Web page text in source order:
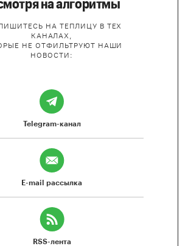
НА ТЕПЛИЦУ В ТЕХ
КАНАЛАХ,
НЕ ОТФИЛЬТРУЮТ НАШИ
НОВОСТИ:
Telegram-канал
E-mail рассылка
RSS-лента